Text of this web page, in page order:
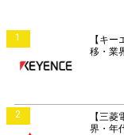
1
【キ
移・業
2
【三
界・年